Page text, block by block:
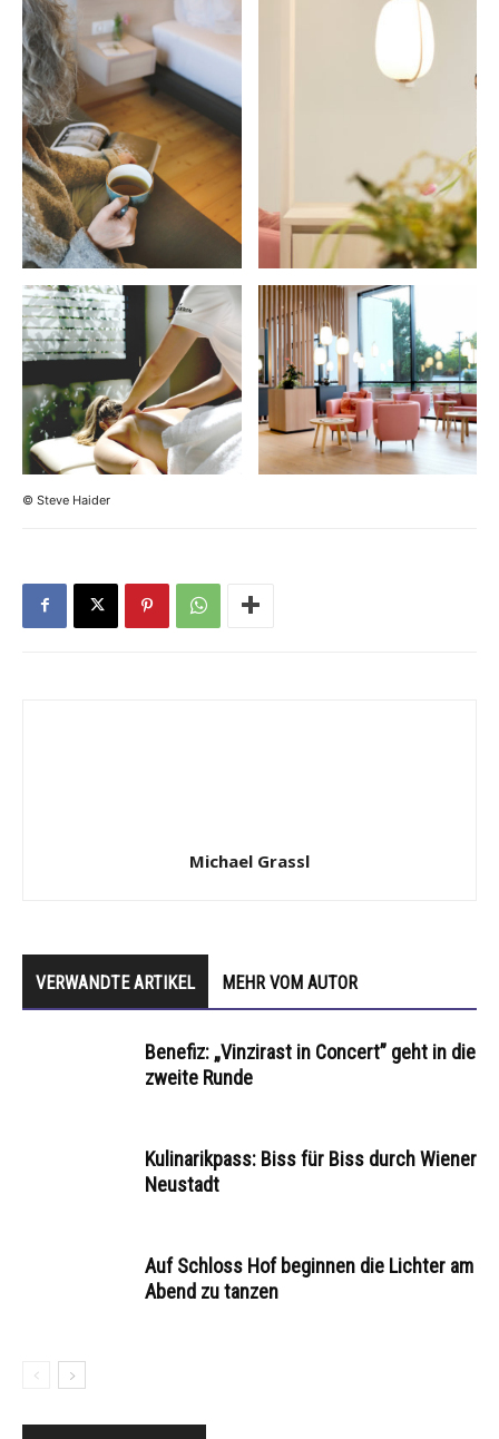
© Steve Haider
Michael Grassl
VERWANDTE ARTIKEL MEHR VOM AUTOR
Benefiz: „Vinzirast in Concert” geht in die
zweite Runde
Kulinarikpass: Biss für Biss durch Wiener
Neustadt
Auf Schloss Hof beginnen die Lichter am
Abend zu tanzen